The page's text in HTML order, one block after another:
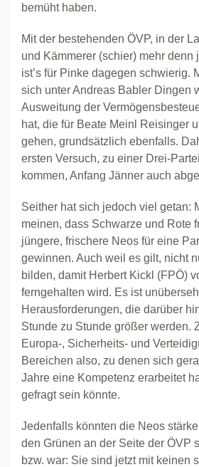
bemüht haben.
Mit der bestehenden ÖVP, in der
und Kämmerer (schier) mehr denn
ist’s für Pinke dagegen schwierig.
sich unter Andreas Babler Dingen
Ausweitung der
hat, die für Beate Meinl Reisinger
gehen, grundsätzlich ebenfalls.
ersten Versuch, zu einer Drei-
kommen, Anfang Jänner auch
Seither hat sich jedoch viel getan:
meinen, dass Schwarze und Rote
jüngere, frischere Neos für eine
gewinnen. Auch weil es gilt, nicht
bilden, damit Herbert Kickl (FPÖ)
ferngehalten wird. Es ist
Herausforderungen, die darüber
Stunde zu Stunde größer werden.
Europa-, Sicherheits- und
Bereichen also, zu denen sich
Jahre eine Kompetenz erarbeitet
gefragt sein könnte.
Jedenfalls könnten die Neos
den Grünen an der Seite der ÖVP
bzw. war: Sie sind jetzt mit keinen